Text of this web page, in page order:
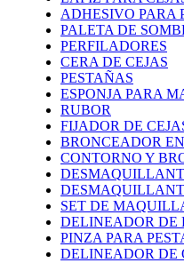
ADHESIVO PARA
PALETA DE
PERFILADORES
CERA DE CEJAS
PESTAÑAS
ESPONJA PARA
RUBOR
FIJADOR DE
BRONCEADOR
CONTORNO Y
SET DE
DELINEADOR DE
PINZA PARA
DELINEADOR DE